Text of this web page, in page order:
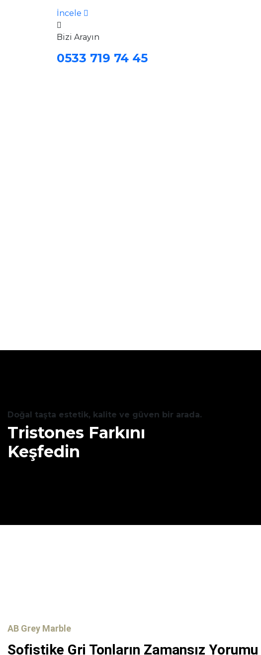
İncele
Bizi Arayın
0533 719 74 45
Doğal taşta estetik, kalite ve güven bir arada.
Tristones Farkını
Keşfedin
AB Grey Marble
Sofistike Gri Tonların Zamansız Yorumu